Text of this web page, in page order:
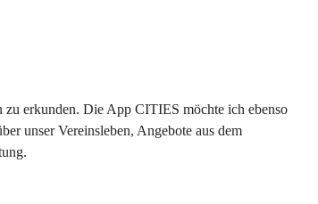
erkunden. Die App CITIES möchte ich ebenso
unser Vereinsleben, Angebote aus dem